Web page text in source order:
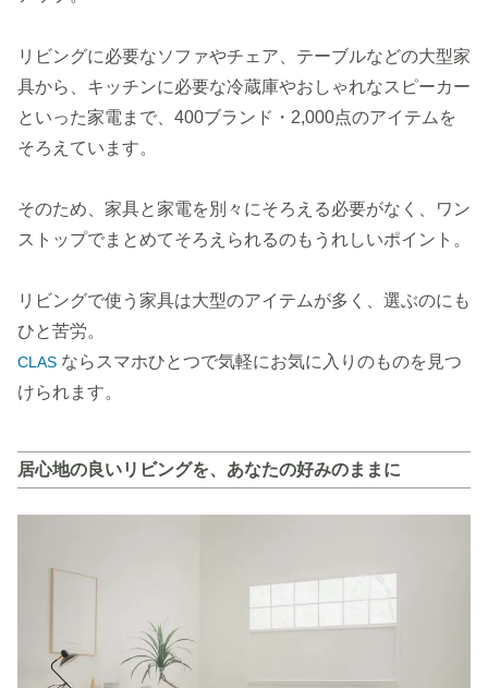
リビングに必要なソファやチェア、テーブルなどの大型家
具から、キッチンに必要な冷蔵庫やおしゃれなスピーカー
といった家電まで、400ブランド・2,000点のアイテムを
そろえています。
そのため、家具と家電を別々にそろえる必要がなく、ワン
ストップでまとめてそろえられるのもうれしいポイント。
リビングで使う家具は大型のアイテムが多く、選ぶのにも
ひと苦労。
CLAS ならスマホひとつで気軽にお気に入りのものを見つ
けられます。
居心地の良いリビングを、あなたの好みのままに